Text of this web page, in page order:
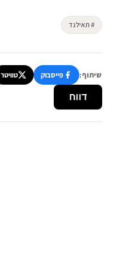
# תאילנד
שיתוף: פייסבוק טוויטר
דווח